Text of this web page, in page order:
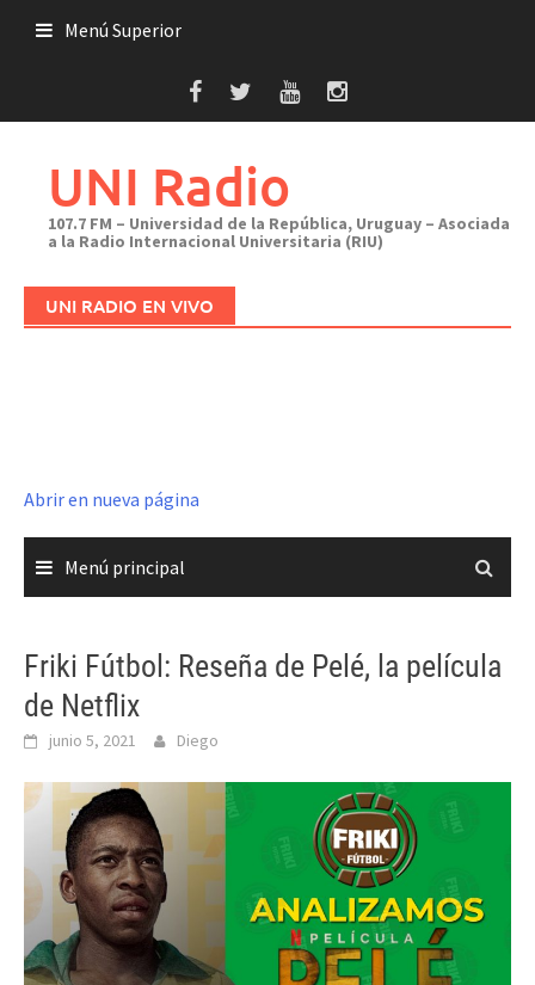
Menú Superior
UNI Radio
107.7 FM – Universidad de la República, Uruguay – Asociada
a la Radio Internacional Universitaria (RIU)
UNI RADIO EN VIVO
Abrir en nueva página
Menú principal
Friki Fútbol: Reseña de Pelé, la película
de Netflix
junio 5, 2021 Diego